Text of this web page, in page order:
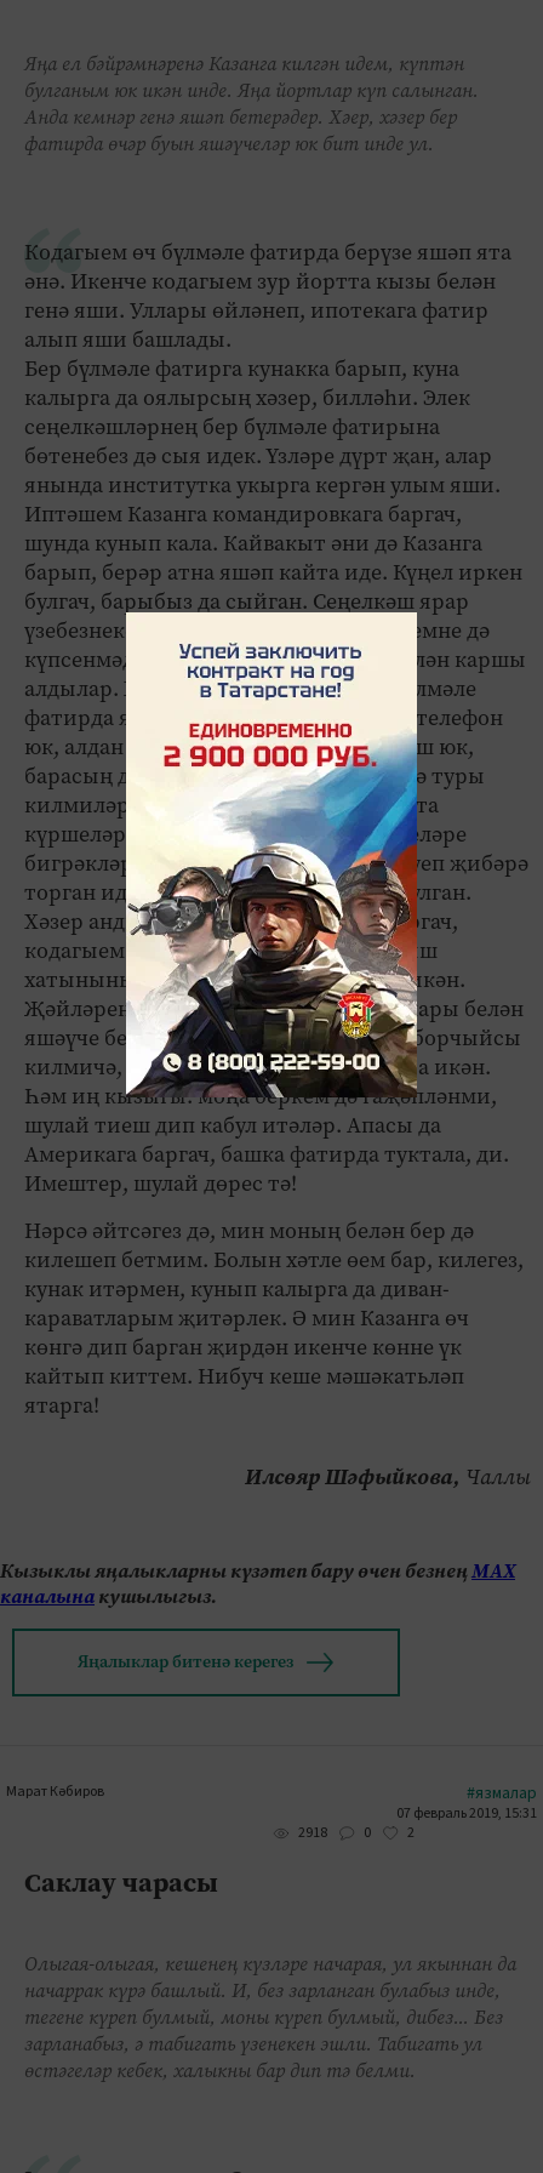
Яңа ел бәйрәмнәренә Казанга килгән идем, күптән
булганым юк икән инде. Яңа йортлар күп салынган.
Анда кемнәр генә яшәп бетерәдер. Хәер, хәзер бер
фатирда өчәр буын яшәүчеләр юк бит инде ул.
Кодагыем өч бүлмәле фатирда берүзе яшәп ята
әнә. Икенче кодагыем зур йортта кызы белән
генә яши. Уллары өйләнеп, ипотекага фатир
алып яши башлады.
Бер бүлмәле фатирга кунакка барып, куна
калырга да оялырсың хәзер, билләһи. Элек
сеңелкәшләрнең бер бүлмәле фатирына
бөтенебез дә сыя идек. Үзләре дүрт җан, алар
янында институтка укырга кергән улым яши.
Иптәшем Казанга командировкага баргач,
шунда кунып кала. Кайвакыт әни дә Казанга
барып, берәр атна яшәп кайта иде. Күңел иркен
булгач, барыбыз да сыйган. Сеңелкәш ярар
үзебезнеке инде. Рәхмәт кияүгә, беркемне дә
күпсенмәде. Килгән саен, ачык йөз белән каршы
алдылар. Хәзер үзләре икәү генә өч бүлмәле
фатирда яшәп яталар. Ул заманнарда телефон
юк, алдан киләсеңне хәбәр итеп торыш юк,
барасың да керәсең. Күп вакыт өйдә дә туры
килмиләр иде, билгеле. Андый вакытта
күршеләр коткара. Каршыдагы күршеләре
бигрәкләр ипле кеше, шунда ук чәй куеп җибәрә
торган иде. Барыбыз да ихлас, гади булган.
Хәзер андый түгел халык. Кунакка баргач,
кодагыем шуны сөйләп утырды. Таныш
хатынының сеңлесе Америкада яши икән.
Җәйләрен Казанга кайта, ди. Үз йортлары белән
яшәүче бертуган апасының гаиләсен борчыйсы
килмичә, монда фатир арендалап тора икән.
Һәм иң кызыгы: моңа беркем дә гаҗәпләнми,
шулай тиеш дип кабул итәләр. Апасы да
Америкага баргач, башка фатирда туктала, ди.
Имештер, шулай дөрес тә!
Нәрсә әйтсәгез дә, мин моның белән бер дә
килешеп бетмим. Болын хәтле өем бар, килегез,
кунак итәрмен, кунып калырга да диван-
караватларым җитәрлек. Ә мин Казанга өч
көнгә дип барган җирдән икенче көнне үк
кайтып киттем. Нибуч кеше мәшәкатьләп
ятарга!
Илсөяр Шәфыйкова, Чаллы
Кызыклы яңалыкларны күзәтеп бару өчен безнеңМАХ
каналынакушылыгыз.
Яңалыклар битенә керегез
Марат Кәбиров #язмалар
07 февраль 2019, 15:31
2918
0 2
Саклау чарасы
Олыгая-олыгая, кешенең күзләре начарая, ул якыннан да
начаррак күрә башлый. И, без зарланган булабыз инде,
тегене күреп булмый, моны күреп булмый, дибез... Без
зарланабыз, ә табигать үзенекен эшли. Табигать ул
өстәгеләр кебек, халыкны бар дип тә белми.